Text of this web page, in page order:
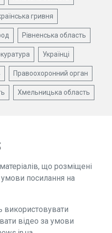
гривня
Рівненська область
Українці
Правоохоронний орган
Хмельницька область
що розміщені
умови посилання на
використовувати
відео за умови